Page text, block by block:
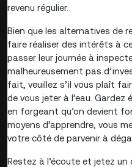
revenu régulier.
Bien que les alternatives de
faire réaliser des intérêts à
passer leur journée à
malheureusement pas
fait, veuillez s’il vous plaît
de vous jeter à l’eau. Gardez
en forgeant qu’on devient
moyens d’apprendre, vous
votre côté de parvenir à
Restez à l’écoute et jetez un